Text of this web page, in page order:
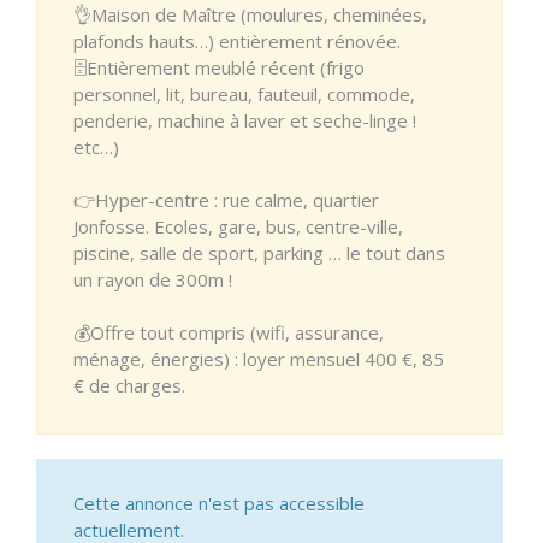
👌Maison de Maître (moulures, cheminées,
plafonds hauts…) entièrement rénovée.
🗄Entièrement meublé récent (frigo
personnel, lit, bureau, fauteuil, commode,
penderie, machine à laver et seche-linge !
etc…)
👉Hyper-centre : rue calme, quartier
Jonfosse. Ecoles, gare, bus, centre-ville,
piscine, salle de sport, parking … le tout dans
un rayon de 300m !
💰Offre tout compris (wifi, assurance,
ménage, énergies) : loyer mensuel 400 €, 85
€ de charges.
Cette annonce n'est pas accessible
actuellement.